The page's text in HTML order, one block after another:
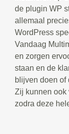
de plugin WP
allemaal
WordPress
Vandaag
en zorgen
staan en de
blijven doen of
Zij kunnen ook
zodra deze